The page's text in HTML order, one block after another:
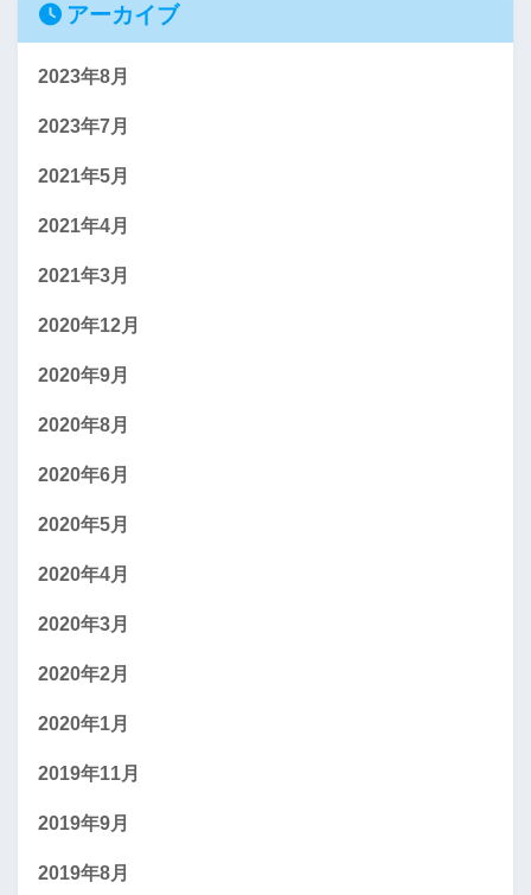
アーカイブ
2023年8月
2023年7月
2021年5月
2021年4月
2021年3月
2020年12月
2020年9月
2020年8月
2020年6月
2020年5月
2020年4月
2020年3月
2020年2月
2020年1月
2019年11月
2019年9月
2019年8月